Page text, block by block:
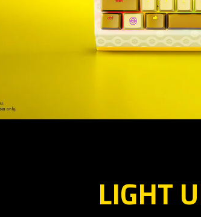
LIGHT